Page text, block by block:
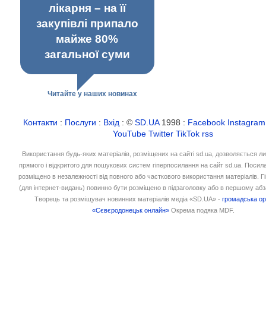
лікарня – на її
закупівлі припало
майже 80%
загальної суми
Читайте у наших новинах
Контакти : Послуги : Вхід : ©SD.UA1998 : Facebook Instagram
YouTube Twitter TikTok rss
Використання будь-яких матеріалів, розміщених на сайті sd.ua, дозволяється
прямого і відкритого для пошукових систем гіперпосилання на сайт sd.ua.
розміщено в незалежності від повного або часткового використання матеріалів.
(для інтернет-видань) повинно бути розміщено в підзаголовку або в першому
Творець та розміщувач новинних матеріалів медіа «SD.UA» -громадська
«Сєвєродонецьк онлайн» Окрема подяка MDF.